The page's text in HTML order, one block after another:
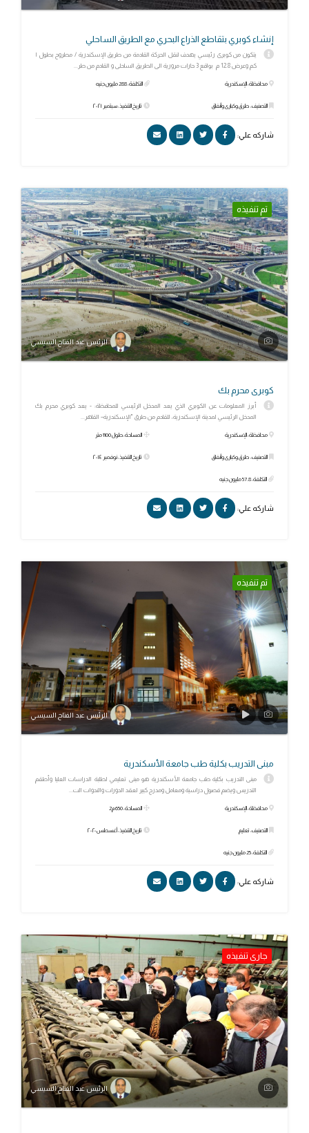
إنشاء كوبري بتقاطع الذراع البحري مع الطريق الساحلي
يتكون من كوبرى رئيسي يهدف لنقل الحركة القادمة من طريق الإسكندرية / مطروح بطول ۱
كم وعرض 12.8 م بواقع 3 حارات مرورية الى الطريق الساحلى و القادم من طر...
محافظة: الإسكندرية
التصنيف: طرق وكبارى وأنفاق
التكلفة: 288 مليون جنيه
تاريخ التنفيذ: سبتمبر ٢٠٢١
شاركه علي:
تم تنفيذه
الرئيس عبد الفتاح السيسي
كوبرى محرم بك
أبرز المعلومات عن الكوبري الذي يعد المدخل الرئيسي للمحافظة: - يعد كوبري محرم بك
المدخل الرئيسي لمدينة الإسكندرية، للقادم من طرق "الإسكندرية– القاهر...
محافظة: الإسكندرية
التصنيف: طرق وكبارى وأنفاق
التكلفة: 57.8 مليون جنيه
المساحة: طول 1100 متر
تاريخ التنفيذ: نوفمبر ٢٠١٤
شاركه علي:
تم تنفيذه
الرئيس عبد الفتاح السيسي
مبنى التدريب بكلية طب جامعة الأسكندرية
مبنى التدريب بكلية طب جامعة الأسكندرية هو مبنى تعليمي لطلبة الدراسات العليا وأطقم
التدريس ويضم فصول دراسية ومعامل ومدرج كبير لعقد الدورات والندوات الت...
محافظة: الإسكندرية
التصنيف: تعليم
التكلفة: 25 مليون جنيه
المساحة: 650 م2
تاريخ التنفيذ: أغسطس ٢٠٢٠
شاركه علي:
جارى تنفيذه
الرئيس عبد الفتاح السيسي